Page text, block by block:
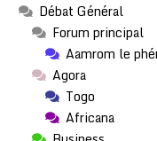
Débat Général
Forum principal
Aamrom le
Agora
Togo
Africana